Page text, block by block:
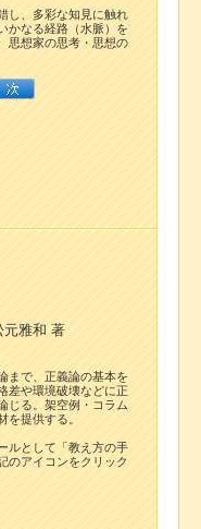
し、多彩な知見に触れ
かなる経路（水脈）を
思想家の思考・思想の
元雅和 著
まで、正義論の基本を
差や環境破壊などに正
じる。架空例・コラム
を提供する。
ルとして「教え方の手
のアイコンをクリック